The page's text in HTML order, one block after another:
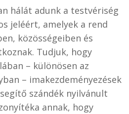
hálát adunk a testvériség
jeléért, amelyek a rend
közösségeiben és
Tudjuk, hogy
– különösen az
– imakezdeményezések
szándék nyilvánult
annak, hogy